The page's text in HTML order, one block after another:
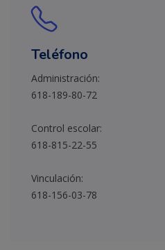
Teléfono
Administración:
618-189-80-72
Control escolar:
618-815-22-55
Vinculación:
618-156-03-78